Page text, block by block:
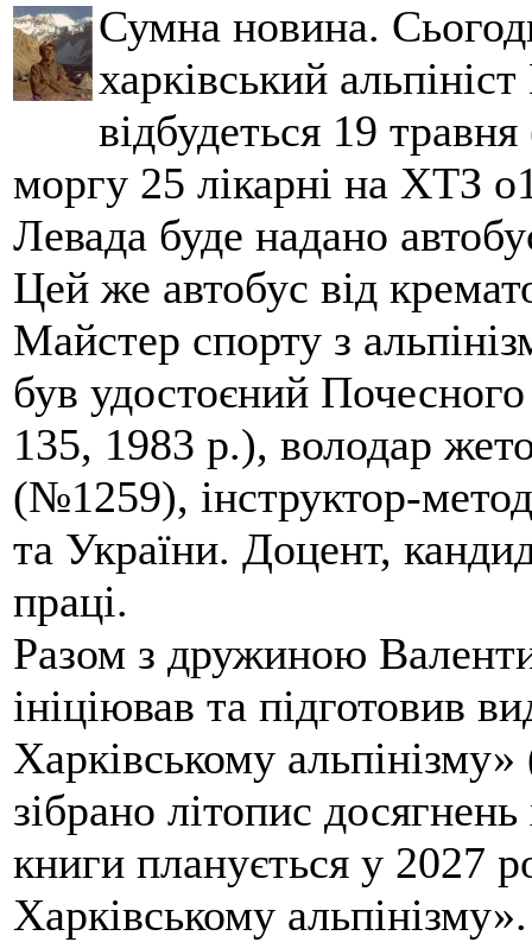
Сумна новина.
харківський
відбудеться 19
моргу 25 лікарні на ХТЗ
Левада буде надано
Цей же автобус від
Майстер спорту з
був удостоєний
135, 1983 р.), володар
(№1259), інструктор-
та України. Доцент,
праці.
Разом з дружиною
ініціював та підготовив
Харківському
зібрано літопис
книги планується у 2027
Харківському альпінізму».